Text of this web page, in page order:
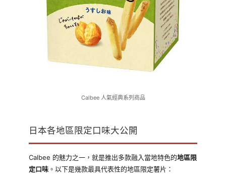
Calbee 人氣經典系列商品
日本各地區限定口味大公開
Calbee 的魅力之一，就是推出多款融入當地特色的地區限
定口味。以下是幾款最具代表性的地區限定薯片：